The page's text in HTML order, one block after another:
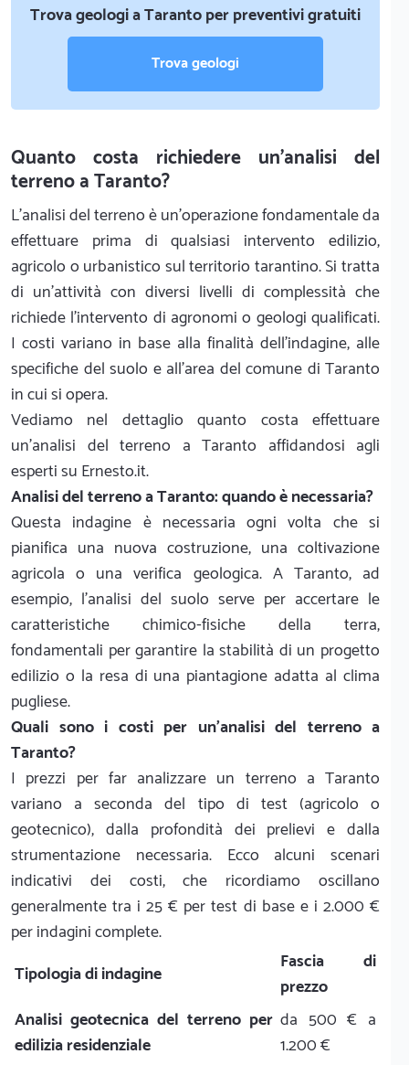
Trova geologi a Taranto per preventivi gratuiti
Trova geologi
Quanto costa richiedere un'analisi del
terreno a Taranto?
L'analisi del terreno è un'operazione fondamentale da
effettuare prima di qualsiasi intervento edilizio,
agricolo o urbanistico sul territorio tarantino. Si tratta
di un'attività con diversi livelli di complessità che
richiede l'intervento di agronomi o geologi qualificati.
I costi variano in base alla finalità dell'indagine, alle
specifiche del suolo e all'area del comune di Taranto
in cui si opera.
Vediamo nel dettaglio quanto costa effettuare
un'analisi del terreno a Taranto affidandosi agli
esperti su Ernesto.it.
Analisi del terreno a Taranto: quando è necessaria?
Questa indagine è necessaria ogni volta che si
pianifica una nuova costruzione, una coltivazione
agricola o una verifica geologica. A Taranto, ad
esempio, l'analisi del suolo serve per accertare le
caratteristiche chimico-fisiche della terra,
fondamentali per garantire la stabilità di un progetto
edilizio o la resa di una piantagione adatta al clima
pugliese.
Quali sono i costi per un'analisi del terreno a
Taranto?
I prezzi per far analizzare un terreno a Taranto
variano a seconda del tipo di test (agricolo o
geotecnico), dalla profondità dei prelievi e dalla
strumentazione necessaria. Ecco alcuni scenari
indicativi dei costi, che ricordiamo oscillano
generalmente tra i 25 € per test di base e i 2.000 €
per indagini complete.
Tipologia di indagine
Fascia di
prezzo
Analisi geotecnica del terreno per
edilizia residenziale
da 500 € a
1.200 €